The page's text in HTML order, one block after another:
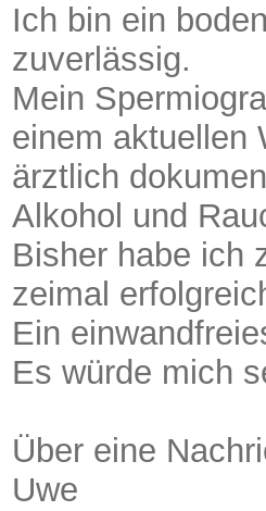
Ich bin ein
zuverlässig.
Mein
einem aktuellen
ärztlich
Alkohol und
Bisher habe ich
zeimal
Ein
Es würde mich
Über eine
Uwe